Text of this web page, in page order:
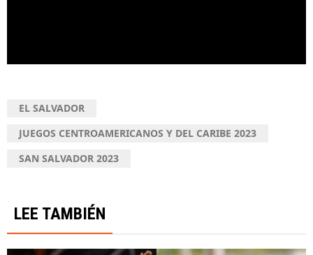
EL SALVADOR
JUEGOS CENTROAMERICANOS Y DEL CARIBE 2023
SAN SALVADOR 2023
LEE TAMBIÉN